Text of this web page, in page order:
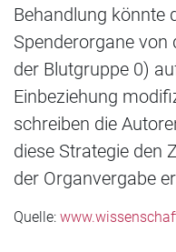
Behandlung könnte
Spenderorgane von
der Blutgruppe 0)
Einbeziehung
schreiben die
diese Strategie den
der Organvergabe
Quelle: